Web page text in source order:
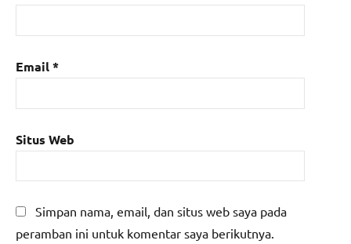
Email*
Situs Web
Simpan nama, email, dan situs web saya pada
peramban ini untuk komentar saya berikutnya.